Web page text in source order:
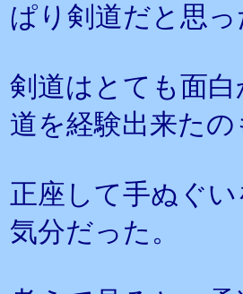
ぱり剣道だと思っ
剣道はとても面
道を経験出来た
正座して手ぬぐ
気分だった。